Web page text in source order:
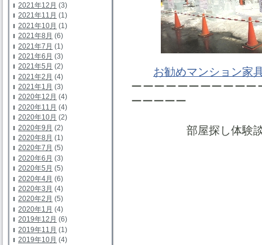
2021年12月 (3)
2021年11月 (1)
2021年10月 (1)
2021年8月 (6)
2021年7月 (1)
2021年6月 (3)
2021年5月 (2)
2021年2月 (4)
2021年1月 (3)
2020年12月 (4)
2020年11月 (4)
2020年10月 (2)
2020年9月 (2)
2020年8月 (1)
2020年7月 (5)
2020年6月 (3)
2020年5月 (5)
2020年4月 (6)
2020年3月 (4)
2020年2月 (5)
2020年1月 (4)
2019年12月 (6)
2019年11月 (1)
2019年10月 (4)
お勧めマンション家
ーーーーーーーーーー
ーーーーー
部屋探し体験